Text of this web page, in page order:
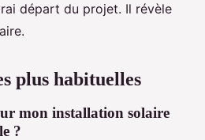
départ du projet. Il révèle
plus habituelles
mon installation solaire
?